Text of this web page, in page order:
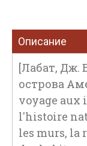
Описание
[Лабат, Дж.
острова
voyage aux
l'histoire
les murs, la